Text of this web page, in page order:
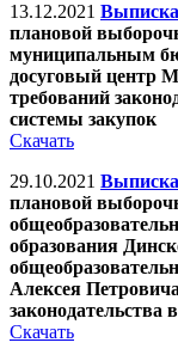
13.12.2021 Выписка
плановой
муниципальным
досуговый центр
требований
системы закупок
Скачать
29.10.2021 Выписка
плановой
образования
Алексея
законодательства
Скачать